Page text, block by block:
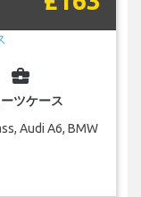
business_center
ツケース
Audi A6, BMW